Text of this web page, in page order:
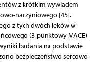
z krótkim wywiadem
naczyniowego [45].
z tych dwóch leków w
(3-punktowy MACE)
badania na podstawie
bezpieczeństwo sercowo-